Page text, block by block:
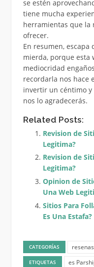
se estén
tiene mucha
herramientas que la
ofrecer.
En resumen, escapa
mierda, porque esta
mediocridad
recordarla nos hace
invertir un céntimo y
nos lo agradecerás.
Related Posts:
Revision de
Legitima?
Revision de
Legitima?
Opinion de
Una Web
Sitios Para
Es Una Estafa?
CATEGORÍAS resenas
ETIQUETAS
es